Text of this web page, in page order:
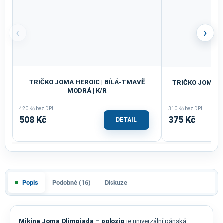
‹
TRIČKO JOMA HEROIC | BÍLÁ-TMAVĚ
MODRÁ | K/R
420 Kč bez DPH
508 Kč DETAIL
TRIČKO JOMA
310 Kč bez DPH
375 Kč
›
Popis Podobné (16) Diskuze
Mikina Joma Olimpiada – polozip je univerzální pánská